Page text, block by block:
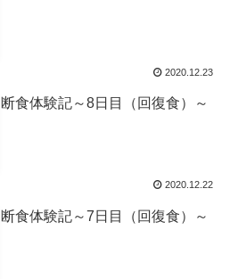
2020.12.23
断食体験記～8日目（回復食）～
2020.12.22
断食体験記～7日目（回復食）～